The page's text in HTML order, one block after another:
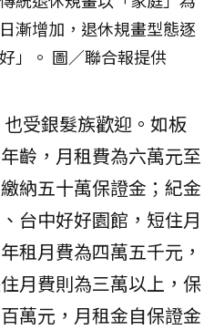
漸增加，退休規畫型態逐
」。 圖／聯合報提供
也受銀髮族歡迎。如板
齡，月租費為六萬元至
納五十萬保證金；紀金
台中好好園館，短住月
租月費為四萬五千元，
月費則為三萬以上，保
萬元，月租金自保證金